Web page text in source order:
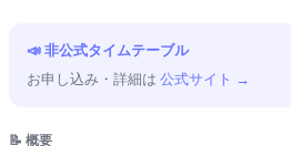
📣 非公式タイムテーブル
お申し込み・詳細は 公式サイト →
📝 概要